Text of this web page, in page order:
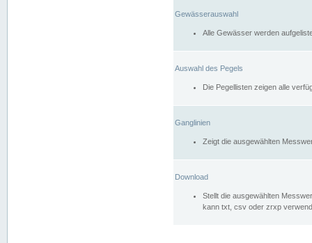
Gewässerauswahl
Alle Gewässer werden
Auswahl des Pegels
Die Pegellisten zeigen alle
Ganglinien
Zeigt die ausgewählten
Download
Stellt die ausgewählten
kann txt, csv oder zrxp